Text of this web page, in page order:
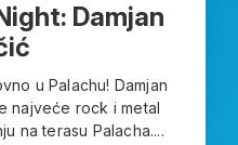
Damjan
u Palachu! Damjan
najveće rock i metal
na terasu Palacha....